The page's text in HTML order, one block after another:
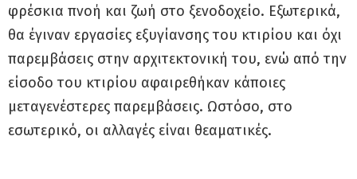
φρέσκια πνοή και ζωή στο ξενοδοχείο. Εξωτερικά,
θα έγιναν εργασίες εξυγίανσης του κτιρίου και όχι
παρεμβάσεις στην αρχιτεκτονική του, ενώ από την
είσοδο του κτιρίου αφαιρεθήκαν κάποιες
μεταγενέστερες παρεμβάσεις. Ωστόσο, στο
εσωτερικό, οι αλλαγές είναι θεαματικές.